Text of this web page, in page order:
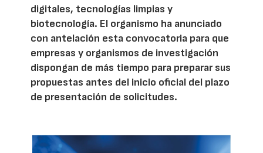
digitales, tecnologías limpias y
biotecnología. El organismo ha anunciado
con antelación esta convocatoria para que
empresas y organismos de investigación
dispongan de más tiempo para preparar sus
propuestas antes del inicio oficial del plazo
de presentación de solicitudes.